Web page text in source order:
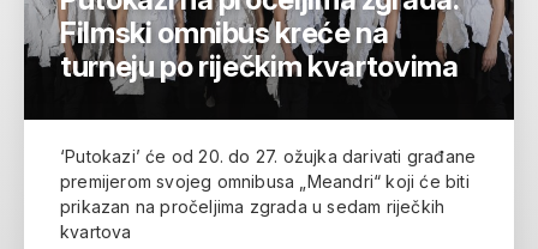
Filmski omnibus kreće na
turneju po riječkim kvartovima
‘Putokazi’ će od 20. do 27. ožujka darivati građane
premijerom svojeg omnibusa „Meandri“ koji će biti
prikazan na pročeljima zgrada u sedam riječkih
kvartova